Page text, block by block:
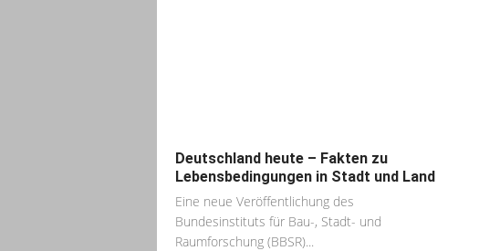
Deutschland heute – Fakten zu
Lebensbedingungen in Stadt und Land
Eine neue Veröffentlichung des
Bundesinstituts für Bau-, Stadt- und
Raumforschung (BBSR)...